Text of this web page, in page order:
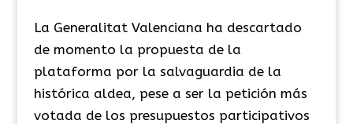
La Generalitat Valenciana ha descartado
de momento la propuesta de la
plataforma por la salvaguardia de la
histórica aldea, pese a ser la petición más
votada de los presupuestos participativos